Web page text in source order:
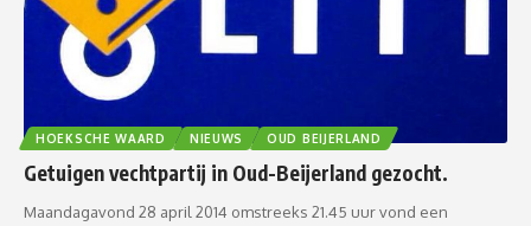
HOEKSCHE WAARD NIEUWS OUD BEIJERLAND
Getuigen vechtpartij in Oud-Beijerland gezocht.
Maandagavond 28 april 2014 omstreeks 21.45 uur vond een